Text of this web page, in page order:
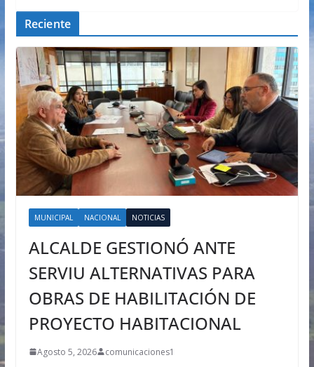
Reciente
MUNICIPAL NACIONAL NOTICIAS
ALCALDE GESTIONÓ ANTE
SERVIU ALTERNATIVAS PARA
OBRAS DE HABILITACIÓN DE
PROYECTO HABITACIONAL
Agosto 5, 2026 comunicaciones1